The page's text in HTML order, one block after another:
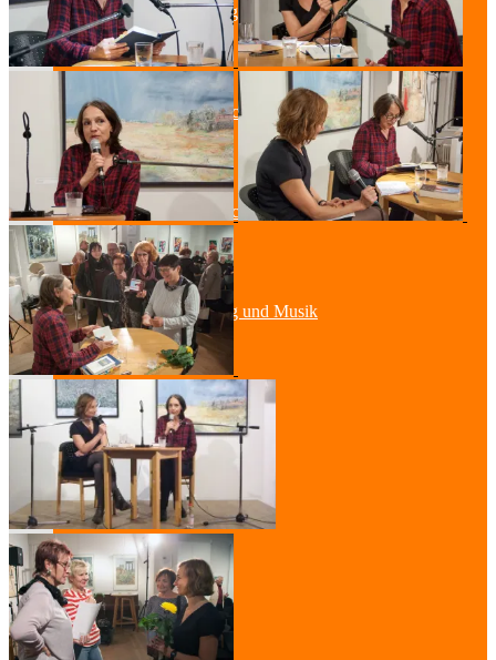
Lesung & Autoren-Lesung
Mitmach-Lesung
Szenische Lesung
Lesung und Musik
Spurensuche
Der Vorstand
Mitglied werden